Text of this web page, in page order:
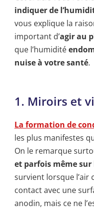
indiquer de
vous explique la
important d’agir au
que l’humidité
nuise à votre santé.
1. Miroirs et
La formation de
les plus manifestes
On le remarque
et parfois même sur
survient lorsque
contact avec une
anodin, mais ce ne